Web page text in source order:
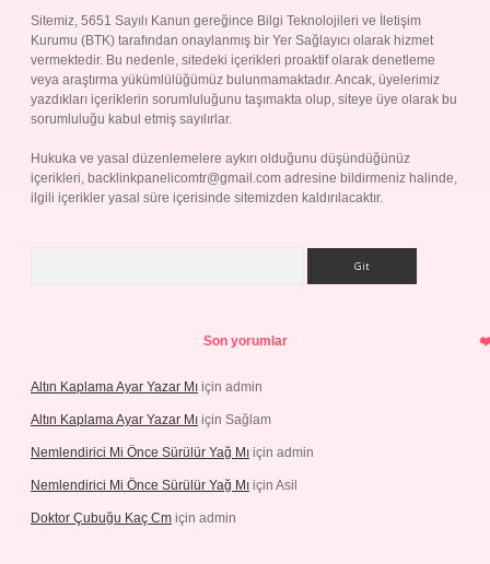
Sitemiz, 5651 Sayılı Kanun gereğince Bilgi Teknolojileri ve İletişim
Kurumu (BTK) tarafından onaylanmış bir Yer Sağlayıcı olarak hizmet
vermektedir. Bu nedenle, sitedeki içerikleri proaktif olarak denetleme
veya araştırma yükümlülüğümüz bulunmamaktadır. Ancak, üyelerimiz
yazdıkları içeriklerin sorumluluğunu taşımakta olup, siteye üye olarak bu
sorumluluğu kabul etmiş sayılırlar.
Hukuka ve yasal düzenlemelere aykırı olduğunu düşündüğünüz
içerikleri, backlinkpanelicomtr@gmail.com adresine bildirmeniz halinde,
ilgili içerikler yasal süre içerisinde sitemizden kaldırılacaktır.
Son yorumlar
Altın Kaplama Ayar Yazar Mı için admin
Altın Kaplama Ayar Yazar Mı için Sağlam
Nemlendirici Mi Önce Sürülür Yağ Mı için admin
Nemlendirici Mi Önce Sürülür Yağ Mı için Asil
Doktor Çubuğu Kaç Cm için admin